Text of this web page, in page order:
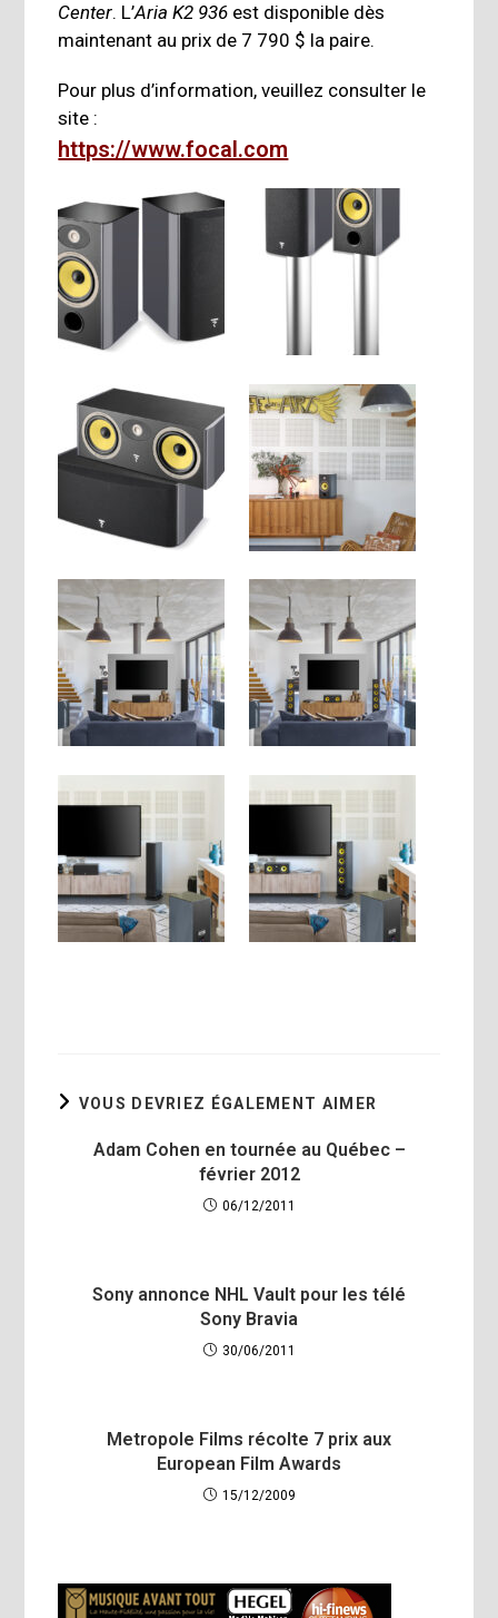
Center. L’Aria K2 936 est disponible dès
maintenant au prix de 7 790 $ la paire.
Pour plus d’information, veuillez consulter le
site :
https://www.focal.com
VOUS DEVRIEZ ÉGALEMENT AIMER
Adam Cohen en tournée au Québec –
février 2012
06/12/2011
Sony annonce NHL Vault pour les télé
Sony Bravia
30/06/2011
Metropole Films récolte 7 prix aux
European Film Awards
15/12/2009